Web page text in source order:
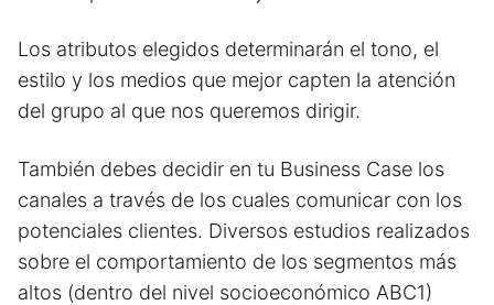
Los atributos elegidos determinarán el tono, el
estilo y los medios que mejor capten la atención
del grupo al que nos queremos dirigir.
También debes decidir en tu Business Case los
canales a través de los cuales comunicar con los
potenciales clientes. Diversos estudios realizados
sobre el comportamiento de los segmentos más
altos (dentro del nivel socioeconómico ABC1)